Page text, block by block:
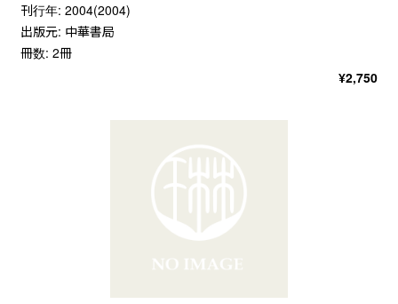
刊行年: 2004(2004)
出版元: 中華書局
冊数: 2冊
¥2,750